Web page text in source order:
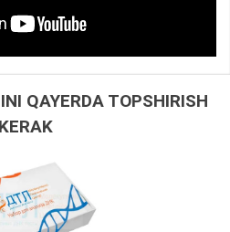
QAYERDA TOPSHIRISH
KERAK